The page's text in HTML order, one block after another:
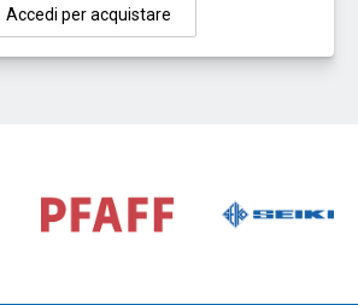
Accedi per acquistare